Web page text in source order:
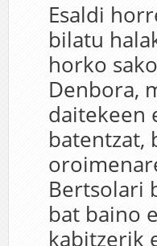
Esaldi
bilatu
horko
Denbora,
daitekeen
batentzat,
Bertsolari
bat baino
kabitzerik